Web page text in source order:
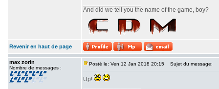
And did we tell you the name of the game, boy?
Revenir en haut de page
max zorin
Nombre de messages :
Posté le: Ven 12 Jan 2018 20:15 Sujet du message:
Up!